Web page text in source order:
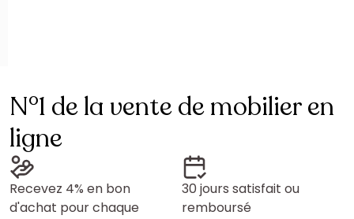
N°1 de la vente de mobilier en
ligne
Recevez 4% en bon
d'achat pour chaque
30 jours satisfait ou
remboursé